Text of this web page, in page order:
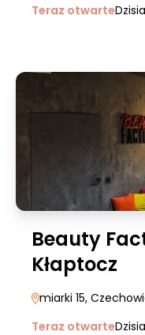
Teraz otwarte
Beauty
Kłaptocz
miarki 15,
Teraz otwarte